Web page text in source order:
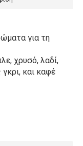
για τη
χρυσό, λαδί,
γκρι, και καφέ